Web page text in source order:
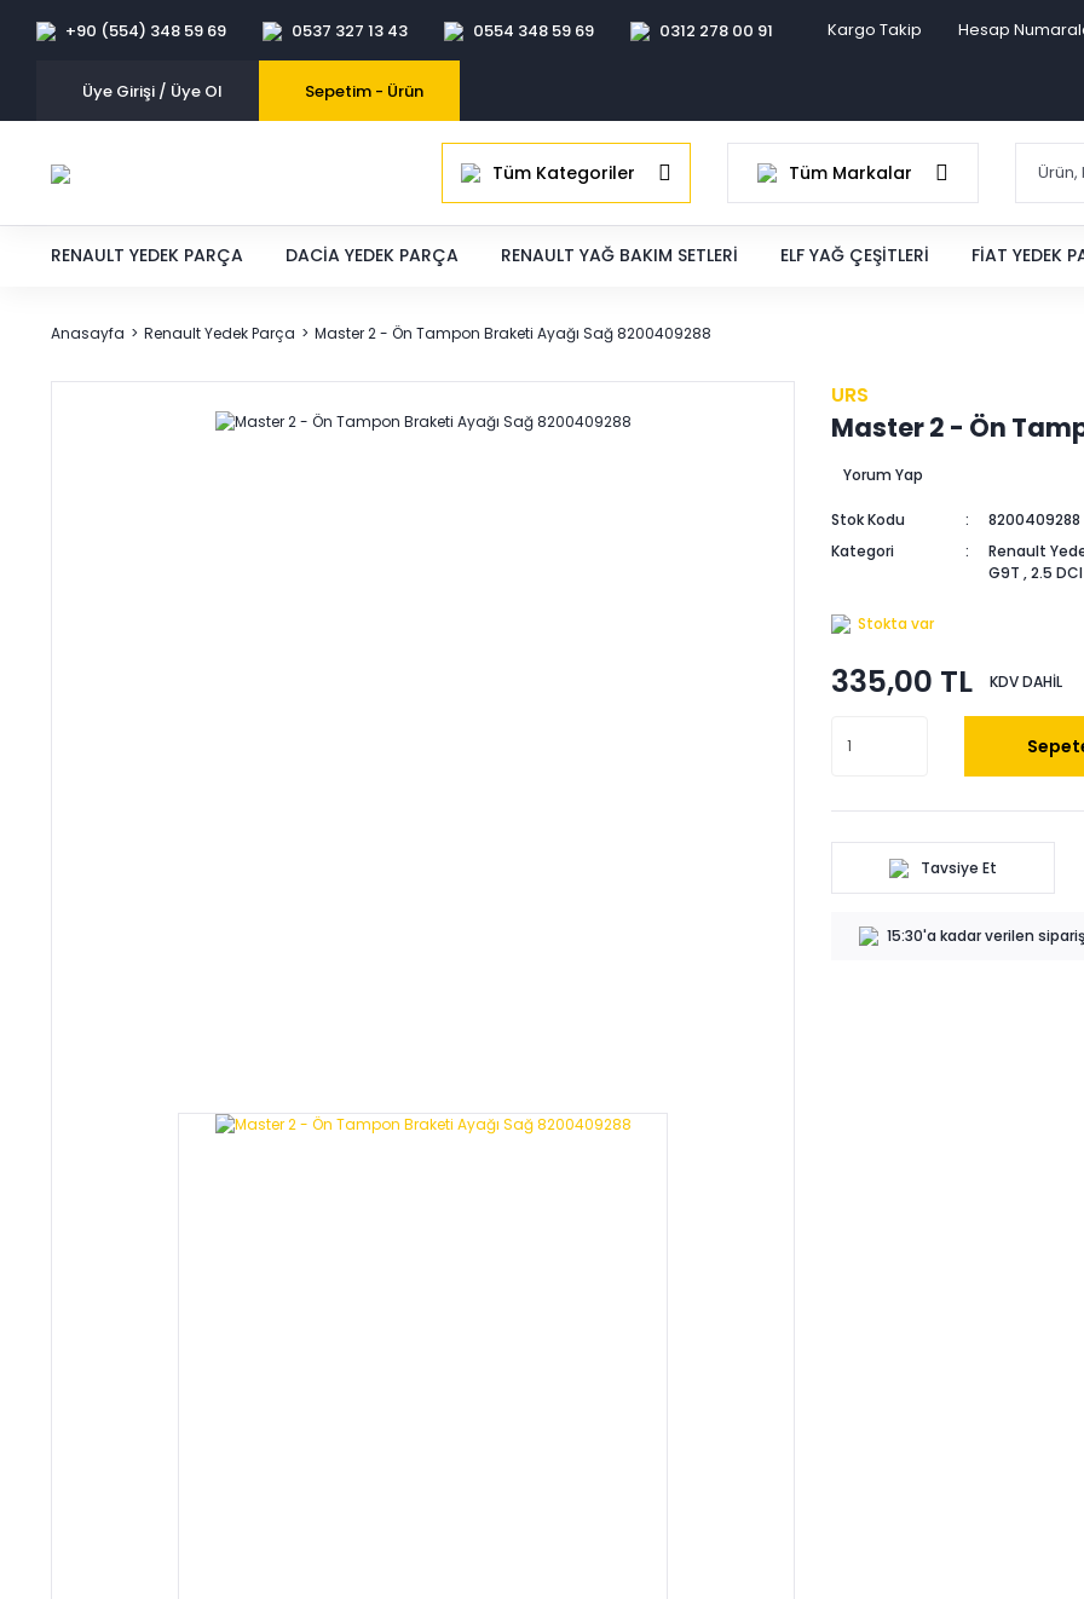
+90 (554) 348 59 69 0537 327 13 43 0554 348 59 69 0312 278 00 91 Kargo Takip Hesap
Üye Girişi / Üye Ol Sepetim - Ürün
Tüm Kategoriler Tüm Markalar
RENAULT YEDEK PARÇA DACIA YEDEK PARÇA RENAULT YAĞ BAKIM SETLERI ELF YAĞ ÇEŞITLERI FIAT YEDEK
Anasayfa Renault Yedek Parça Master 2 - Ön Tampon Braketi Ayağı Sağ 8200409288
URS
Master 2 - Ön
Yorum Yap
Stok Kodu
8200409288
Kategori
Renault
G9T ,2.5
Stokta var
335,00 TL KDV DAHİL
Tavsiye Et
15:30'a kadar verilen